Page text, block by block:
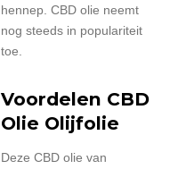
hennep. CBD olie neemt
nog steeds in populariteit
toe.
Voordelen CBD
Olie Olijfolie
Deze CBD olie van